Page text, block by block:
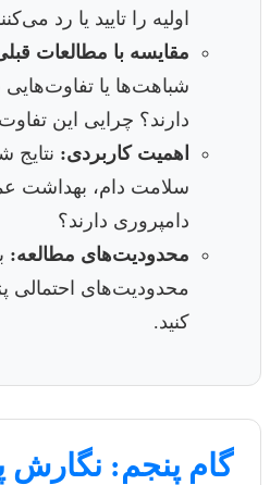
اولیه را تایید یا رد
مقایسه با مطالعات
شباهت‌ها یا تفاوت‌هایی
دارند؟ چرایی این
اهمیت کاربردی: نتایج
سلامت دام، بهداشت
دامپروری دارند؟
محدودیت‌های مطالعه:
محدودیت‌های احتمالی
کنید.
گام پنجم: نگارش